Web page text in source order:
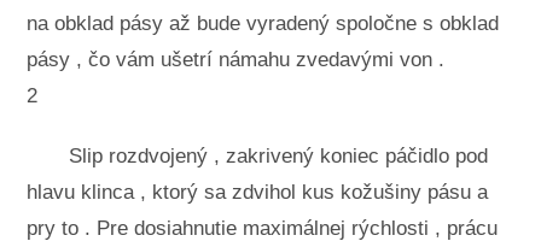
na obklad pásy až bude vyradený spoločne s obklad
pásy , čo vám ušetrí námahu zvedavými von .
2
Slip rozdvojený , zakrivený koniec páčidlo pod
hlavu klinca , ktorý sa zdvihol kus kožušiny pásu a
pry to . Pre dosiahnutie maximálnej rýchlosti , prácu